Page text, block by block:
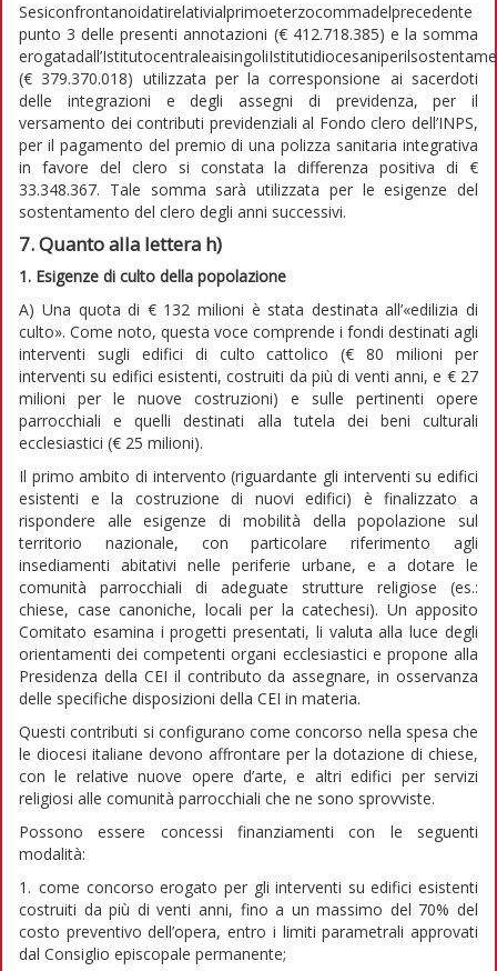
Sesiconfrontanoidatirelativialprimoeterzocommadelprecedente
punto 3 delle presenti annotazioni (€ 412.718.385) e la somma
(€ 379.370.018) utilizzata per la corresponsione ai sacerdoti
delle integrazioni e degli assegni di previdenza, per il
versamento dei contributi previdenziali al Fondo clero dell’INPS,
per il pagamento del premio di una polizza sanitaria integrativa
in favore del clero si constata la differenza positiva di €
33.348.367. Tale somma sarà utilizzata per le esigenze del
sostentamento del clero degli anni successivi.
7. Quanto alla lettera h)
1. Esigenze di culto della popolazione
A) Una quota di € 132 milioni è stata destinata all’«edilizia di
culto». Come noto, questa voce comprende i fondi destinati agli
interventi sugli edifici di culto cattolico (€ 80 milioni per
interventi su edifici esistenti, costruiti da più di venti anni, e € 27
milioni per le nuove costruzioni) e sulle pertinenti opere
parrocchiali e quelli destinati alla tutela dei beni culturali
ecclesiastici (€ 25 milioni).
Il primo ambito di intervento (riguardante gli interventi su edifici
esistenti e la costruzione di nuovi edifici) è finalizzato a
rispondere alle esigenze di mobilità della popolazione sul
territorio nazionale, con particolare riferimento agli
insediamenti abitativi nelle periferie urbane, e a dotare le
comunità parrocchiali di adeguate strutture religiose (es.:
chiese, case canoniche, locali per la catechesi). Un apposito
Comitato esamina i progetti presentati, li valuta alla luce degli
orientamenti dei competenti organi ecclesiastici e propone alla
Presidenza della CEI il contributo da assegnare, in osservanza
delle specifiche disposizioni della CEI in materia.
Questi contributi si configurano come concorso nella spesa che
le diocesi italiane devono affrontare per la dotazione di chiese,
con le relative nuove opere d’arte, e altri edifici per servizi
religiosi alle comunità parrocchiali che ne sono sprovviste.
Possono essere concessi finanziamenti con le seguenti
modalità:
1. come concorso erogato per gli interventi su edifici esistenti
costruiti da più di venti anni, fino a un massimo del 70% del
costo preventivo dell’opera, entro i limiti parametrali approvati
dal Consiglio episcopale permanente;